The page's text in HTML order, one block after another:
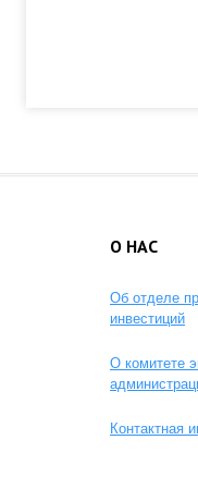
О НАС
Об отделе
инвестиций
О комитете
Контактная